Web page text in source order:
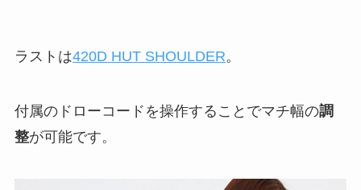
ラストは420D HUT SHOULDER。
付属のドローコードを操作することでマチ幅の調
整が可能です。